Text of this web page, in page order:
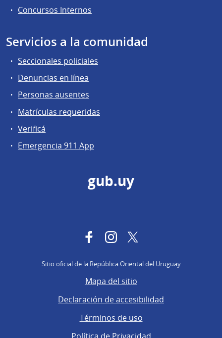
Concursos Internos
Servicios a la comunidad
Seccionales policiales
Denuncias en línea
Personas ausentes
Matrículas requeridas
Verificá
Emergencia 911 App
gub.uy
FacebookInstagram
Sitio oficial de la República Oriental del Uruguay
Mapa del sitio
Declaración de accesibilidad
Términos de uso